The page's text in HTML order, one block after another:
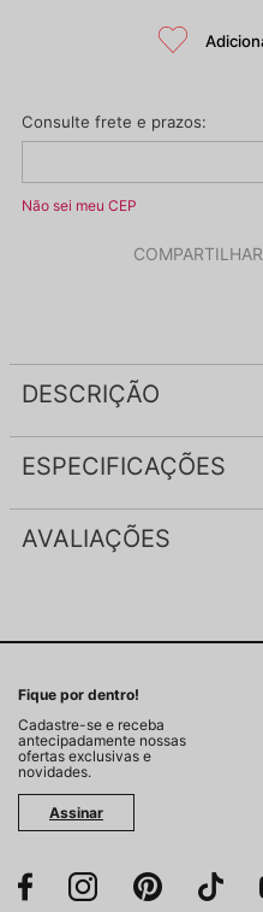
Não sei meu CEP
COMPARTILHAR
DESCRIÇÃO
ESPECIFICAÇÕES
AVALIAÇÕES
Fique por dentro!
Cadastre-se e receba
antecipadamente nossas
ofertas exclusivas e
novidades.
Assinar